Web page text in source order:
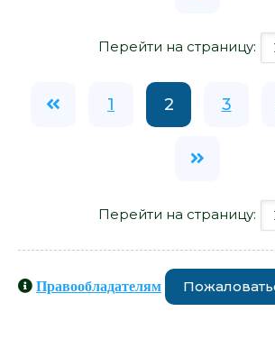
Перейти на страницу:
1 2 3
Перейти на страницу:
Правообладателям